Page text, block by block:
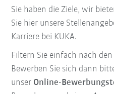
Sie haben die Ziele, wir
Sie hier unsere
Karriere bei KUKA.
Filtern Sie einfach nach
Bewerben Sie sich dann
unser Online-